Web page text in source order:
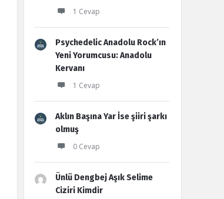
1 Cevap
Psychedelic Anadolu Rock’ın
Yeni Yorumcusu: Anadolu
Kervanı
1 Cevap
Aklın Başına Yar İse şiiri şarkı
olmuş
0 Cevap
Ünlü Dengbej Aşık Selime
Ciziri Kimdir